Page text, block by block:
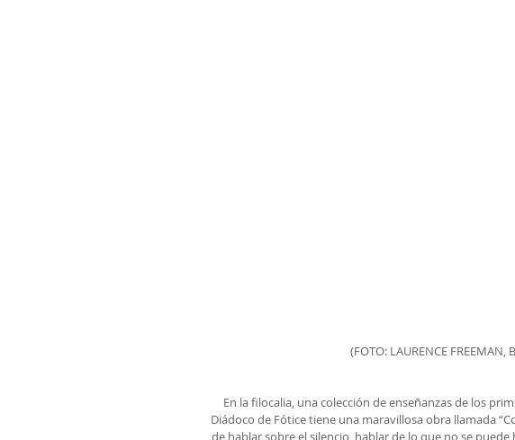
(FOTO: LAURENCE FREEMAN,
En la filocalia, una colección de enseñanzas de los
Diádoco de Fótice tiene una maravillosa obra llamada
de hablar sobre el silencio, hablar de lo que no se